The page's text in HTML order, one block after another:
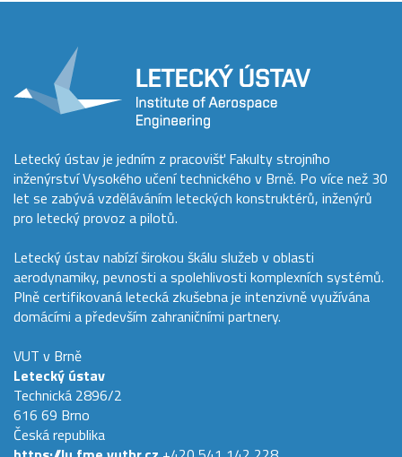
Letecký ústav je jedním z pracovišť Fakulty strojního
inženýrství Vysokého učení technického v Brně. Po více než 30
let se zabývá vzděláváním leteckých konstruktérů, inženýrů
pro letecký provoz a pilotů.
Letecký ústav nabízí širokou škálu služeb v oblasti
aerodynamiky, pevnosti a spolehlivosti komplexních systémů.
Plně certifikovaná letecká zkušebna je intenzivně využívána
domácími a především zahraničními partnery.
VUT v Brně
Letecký ústav
Technická 2896/2
616 69 Brno
Česká republika